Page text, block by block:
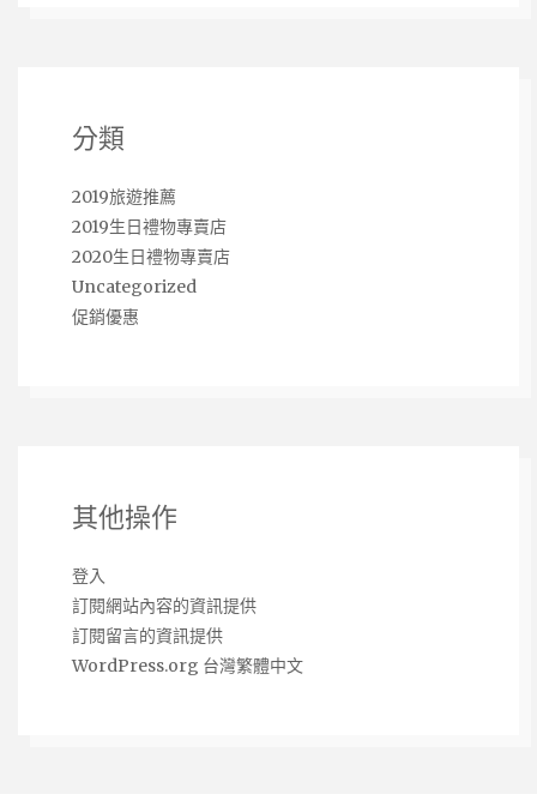
分類
2019旅遊推薦
2019生日禮物專賣店
2020生日禮物專賣店
Uncategorized
促銷優惠
其他操作
登入
訂閱網站內容的資訊提供
訂閱留言的資訊提供
WordPress.org 台灣繁體中文